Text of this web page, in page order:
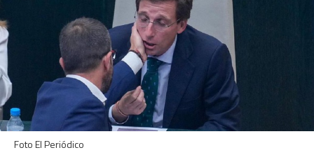
Foto El Periódico